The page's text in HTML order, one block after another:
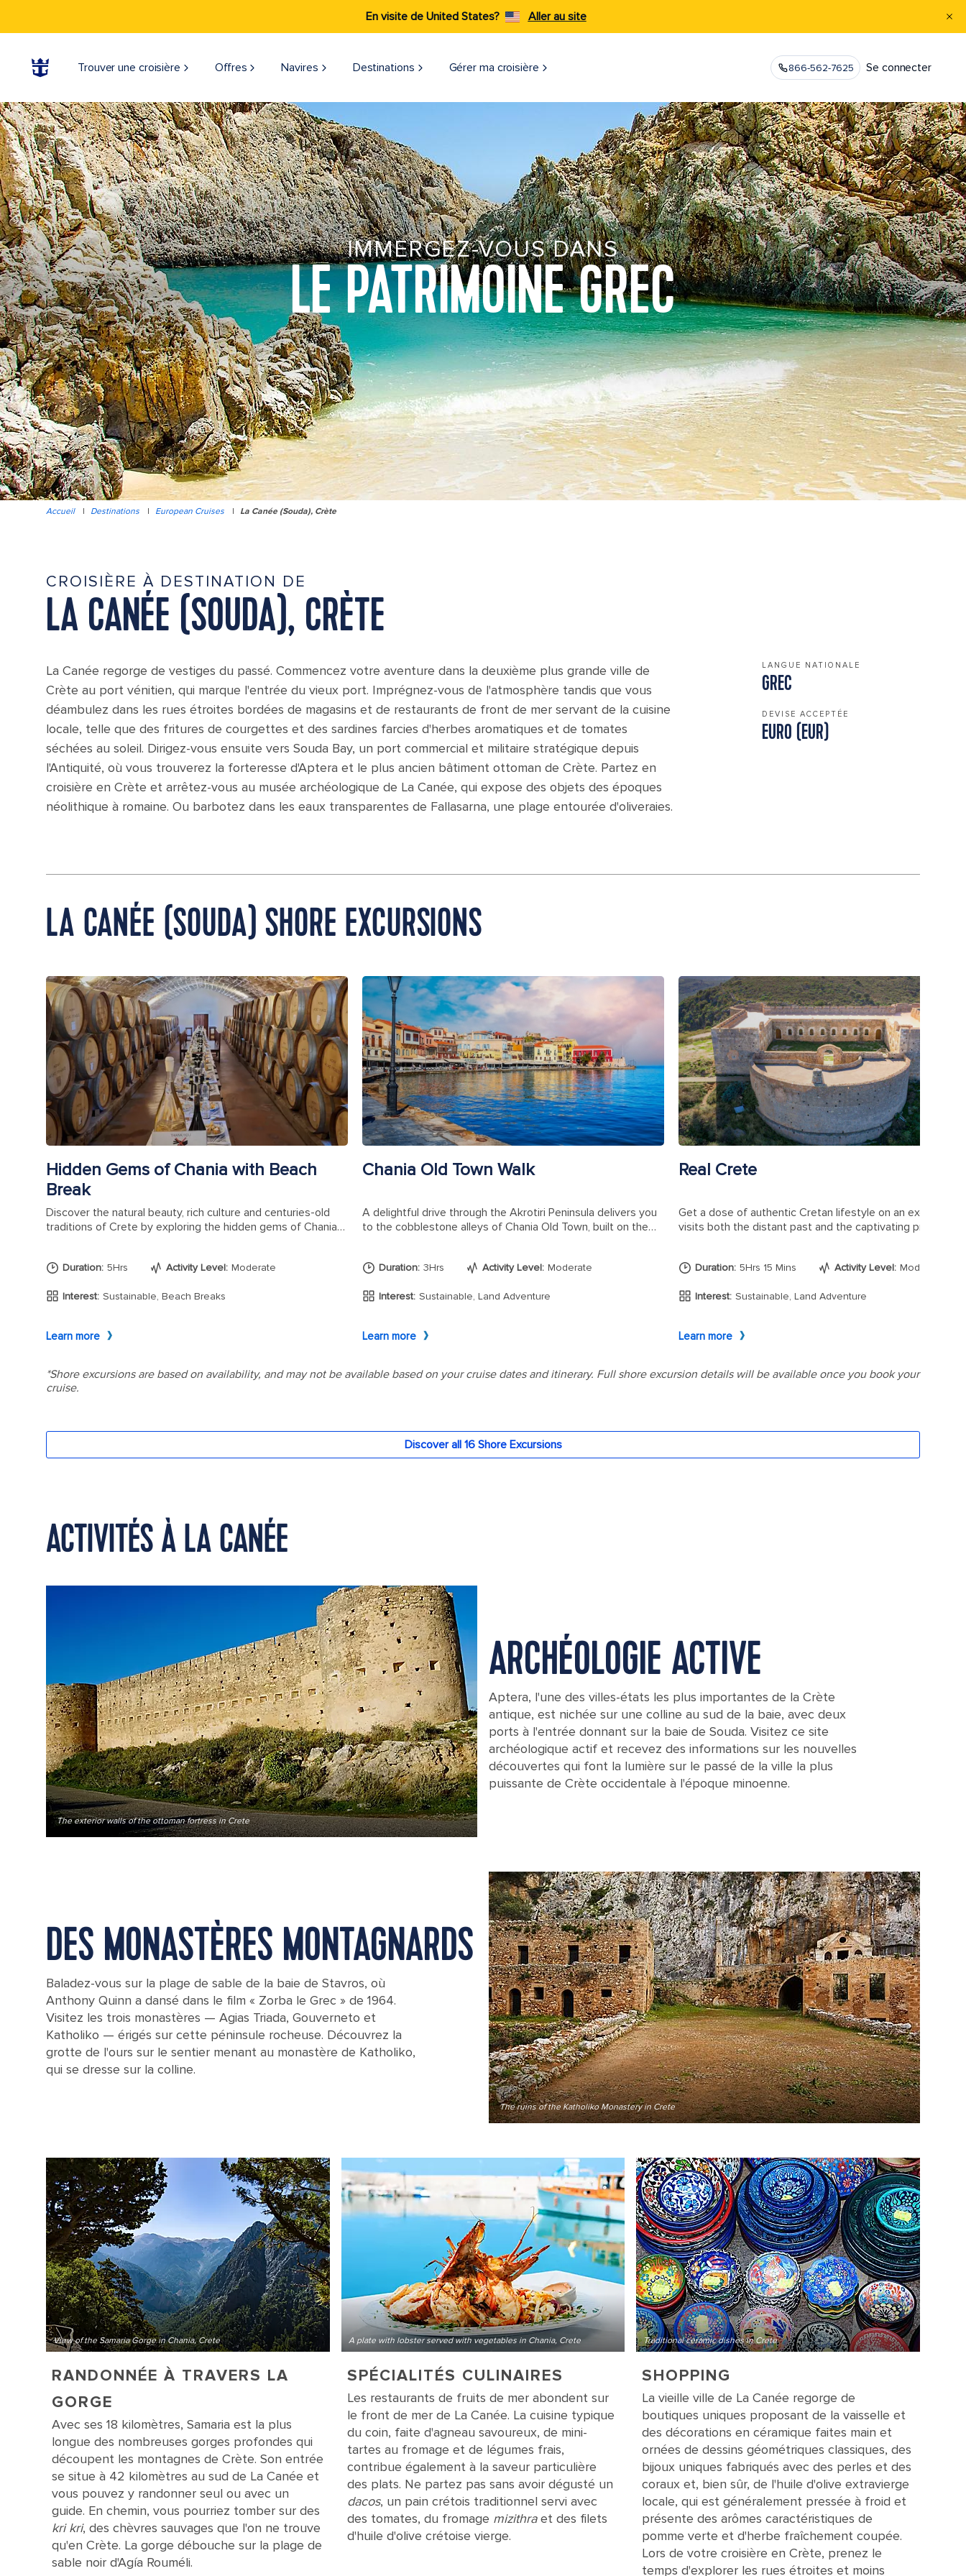
En visite de United States? Aller au site
Trouver une croisière Offres Navires Destinations Gérer ma croisière​ 866-562-7625 Se connecter
IMMERGEZ-VOUS DANS
LE PATRIMOINE GREC
Accueil | Destinations | European Cruises | La Canée (Souda), Crète
CROISIÈRE À DESTINATION DE
LA CANÉE (SOUDA), CRÈTE
La Canée regorge de vestiges du passé. Commencez votre aventure dans la deuxième plus grande ville de
Crète au port vénitien, qui marque l'entrée du vieux port. Imprégnez-vous de l'atmosphère tandis que vous
déambulez dans les rues étroites bordées de magasins et de restaurants de front de mer servant de la cuisine
locale, telle que des fritures de courgettes et des sardines farcies d'herbes aromatiques et de tomates
séchées au soleil. Dirigez-vous ensuite vers Souda Bay, un port commercial et militaire stratégique depuis
l'Antiquité, où vous trouverez la forteresse d'Aptera et le plus ancien bâtiment ottoman de Crète. Partez en
croisière en Crète et arrêtez-vous au musée archéologique de La Canée, qui expose des objets des époques
néolithique à romaine. Ou barbotez dans les eaux transparentes de Fallasarna, une plage entourée d'oliveraies.
LANGUE NATIONALE
GREC
DEVISE ACCEPTÉE
EURO (EUR)
LA CANÉE (SOUDA) SHORE EXCURSIONS
ACTIVITÉS À LA CANÉE
The exterior walls of the ottoman fortress in Crete
ARCHÉOLOGIE ACTIVE
Aptera, l'une des villes-états les plus importantes de la Crète
antique, est nichée sur une colline au sud de la baie, avec deux
ports à l'entrée donnant sur la baie de Souda. Visitez ce site
archéologique actif et recevez des informations sur les nouvelles
découvertes qui font la lumière sur le passé de la ville la plus
puissante de Crète occidentale à l'époque minoenne.
The ruins of the Katholiko Monastery in Crete
DES MONASTÈRES MONTAGNARDS
Baladez-vous sur la plage de sable de la baie de Stavros, où
Anthony Quinn a dansé dans le film « Zorba le Grec » de 1964.
Visitez les trois monastères — Agias Triada, Gouverneto et
Katholiko — érigés sur cette péninsule rocheuse. Découvrez la
grotte de l'ours sur le sentier menant au monastère de Katholiko,
qui se dresse sur la colline.
View of the Samaria Gorge in Chania, Crete
RANDONNÉE À TRAVERS LA
GORGE
Avec ses 18 kilomètres, Samaria est la plus
longue des nombreuses gorges profondes qui
découpent les montagnes de Crète. Son entrée
se situe à 42 kilomètres au sud de La Canée et
vous pouvez y randonner seul ou avec un
guide. En chemin, vous pourriez tomber sur des
kri kri, des chèvres sauvages que l'on ne trouve
qu'en Crète. La gorge débouche sur la plage de
sable noir d'Agía Rouméli.
A plate with lobster served with vegetables in Chania, Crete
SPÉCIALITÉS CULINAIRES
Les restaurants de fruits de mer abondent sur
le front de mer de La Canée. La cuisine typique
du coin, faite d'agneau savoureux, de mini-
tartes au fromage et de légumes frais,
contribue également à la saveur particulière
des plats. Ne partez pas sans avoir dégusté un
dacos, un pain crétois traditionnel servi avec
des tomates, du fromage mizithraet des filets
d'huile d'olive crétoise vierge.
Traditional ceramic dishes in Crete
SHOPPING
La vieille ville de La Canée regorge de
boutiques uniques proposant de la vaisselle et
des décorations en céramique faites main et
ornées de dessins géométriques classiques, des
bijoux uniques fabriqués avec des perles et des
coraux et, bien sûr, de l'huile d'olive extravierge
locale, qui est généralement pressée à froid et
présente des arômes caractéristiques de
pomme verte et d'herbe fraîchement coupée.
Lors de votre croisière en Crète, prenez le
temps d'explorer les rues étroites et moins